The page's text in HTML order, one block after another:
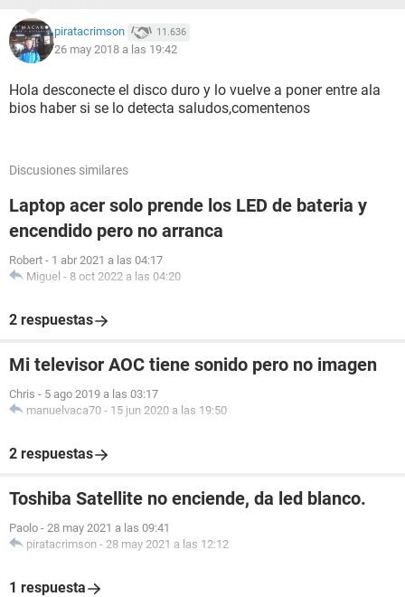
piratacrimson 11.636
26 may 2018 a las 19:42
Hola desconecte el disco duro y lo vuelve a poner entre ala
bios haber si se lo detecta saludos,comentenos
Discusiones similares
Laptop acer solo prende los LED de bateria y
encendido pero no arranca
Robert - 1 abr 2021 a las 04:17
Miguel - 8 oct 2022 a las 04:20
2 respuestas
Mi televisor AOC tiene sonido pero no imagen
Chris - 5 ago 2019 a las 03:17
manuelvaca70 - 15 jun 2020 a las 19:50
2 respuestas
Toshiba Satellite no enciende, da led blanco.
Paolo - 28 may 2021 a las 09:41
piratacrimson - 28 may 2021 a las 12:12
1 respuesta